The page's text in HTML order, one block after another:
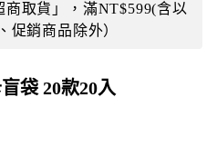
取貨」，滿NT$599(含以
促銷商品除外）
袋 20款20入